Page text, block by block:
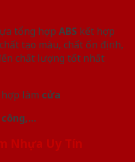
tổng hợp ABS kết hợp
tạo màu, chất ổn định,
chất lượng tốt nhất
làm cửa
công,…
Nhựa Uy Tín